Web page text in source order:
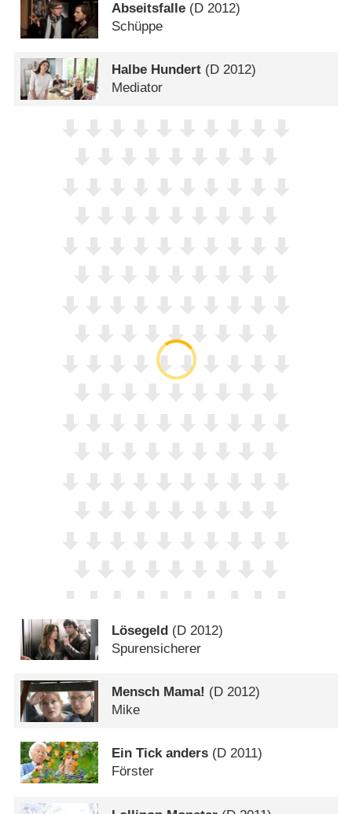
Abseitsfalle (D 2012)
Schüppe
Halbe Hundert (D 2012)
Mediator
Lösegeld (D 2012)
Spurensicherer
Mensch Mama! (D 2012)
Mike
Ein Tick anders (D 2011)
Förster